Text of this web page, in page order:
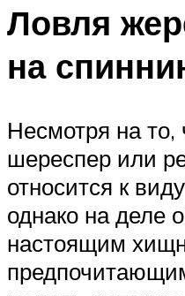
Ловля
на
Несмотря на то,
шереспер или
относится к
однако на деле
настоящим